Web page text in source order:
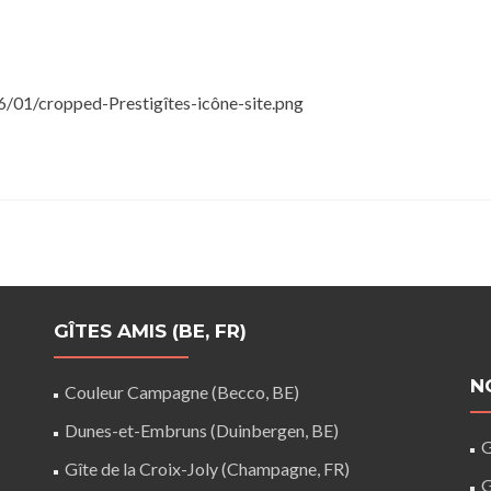
cropped-Prestigîtes-icône-site.png
GÎTES AMIS (BE, FR)
Couleur Campagne (Becco, BE)
Dunes-et-Embruns (Duinbergen, BE)
Gîte de la Croix-Joly (Champagne, FR)